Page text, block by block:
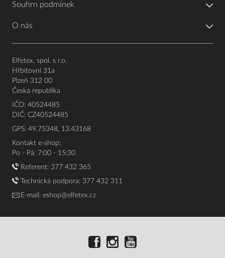
Souhrn podmínek
O nás
Elfetex, spol. s r.o.
Hřbitovní 31a
Plzeň 312 00
Česká republika
IČO: 40524485
DIČ: CZ40524485
GPS: 49.75348, 13.43168
Kontakt e-shop:
Po - Pá: 7:00 - 15:30
Referent: 377 432 365
Technická podpora: 377 432 311
E-mail: eshop@elfetex.cz